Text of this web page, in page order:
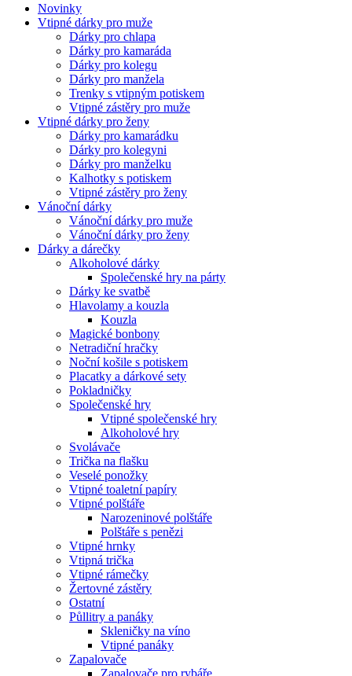
Novinky
Vtipné dárky pro muže
Dárky pro chlapa
Dárky pro kamaráda
Dárky pro kolegu
Dárky pro manžela
Trenky s vtipným potiskem
Vtipné zástěry pro muže
Vtipné dárky pro ženy
Dárky pro kamarádku
Dárky pro kolegyni
Dárky pro manželku
Kalhotky s potiskem
Vtipné zástěry pro ženy
Vánoční dárky
Vánoční dárky pro muže
Vánoční dárky pro ženy
Dárky a dárečky
Alkoholové dárky
Společenské hry na párty
Dárky ke svatbě
Hlavolamy a kouzla
Kouzla
Magické bonbony
Netradiční hračky
Noční košile s potiskem
Placatky a dárkové sety
Pokladničky
Společenské hry
Vtipné společenské hry
Alkoholové hry
Svolávače
Trička na flašku
Veselé ponožky
Vtipné toaletní papíry
Vtipné polštáře
Narozeninové polštáře
Polštáře s penězi
Vtipné hrnky
Vtipná trička
Vtipné rámečky
Žertovné zástěry
Ostatní
Půllitry a panáky
Skleničky na víno
Vtipné panáky
Zapalovače
Zapalovače pro rybáře